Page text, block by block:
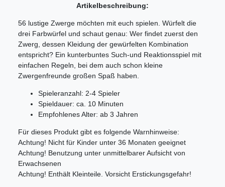
Artikelbeschreibung:
56 lustige Zwerge möchten mit euch spielen. Würfelt die
drei Farbwürfel und schaut genau: Wer findet zuerst den
Zwerg, dessen Kleidung der gewürfelten Kombination
entspricht? Ein kunterbuntes Such-und Reaktionsspiel mit
einfachen Regeln, bei dem auch schon kleine
Zwergenfreunde großen Spaß haben.
Spieleranzahl: 2-4 Spieler
Spieldauer: ca. 10 Minuten
Empfohlenes Alter: ab 3 Jahren
Für dieses Produkt gibt es folgende Warnhinweise:
Achtung! Nicht für Kinder unter 36 Monaten geeignet
Achtung! Benutzung unter unmittelbarer Aufsicht von
Erwachsenen
Achtung! Enthält Kleinteile. Vorsicht Erstickungsgefahr!